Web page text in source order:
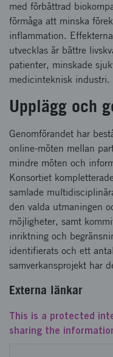
med förbättrad
förmåga att minska
inflammation.
utvecklas är bättre
patienter, minskade
medicinteknisk industri.
Upplägg och
Genomförandet har
online-möten mellan
mindre möten och
Konsortiet
samlade
den valda utmaningen
möjligheter, samt
inriktning och
identifierats och ett
samverkansprojekt har
Externa länkar
This is a protected
sharing the